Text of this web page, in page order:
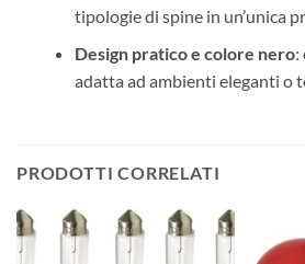
tipologie di spine in un’unica
Design pratico e colore nero:
adatta ad ambienti eleganti o
PRODOTTI CORRELATI